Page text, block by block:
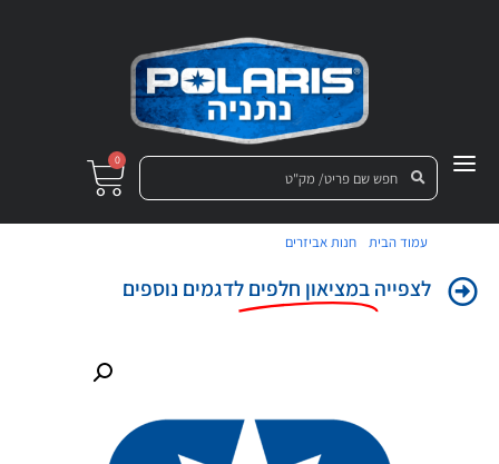
0
עמוד הבית חנות אביזרים
לצפייהבמציאון חלפים לדגמים נוספים